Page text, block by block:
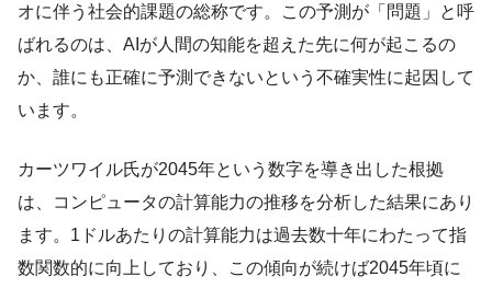
オに伴う社会的課題の総称です。この予測が「問題」と呼
ばれるのは、AIが人間の知能を超えた先に何が起こるの
か、誰にも正確に予測できないという不確実性に起因して
います。
カーツワイル氏が2045年という数字を導き出した根拠
は、コンピュータの計算能力の推移を分析した結果にあり
ます。1ドルあたりの計算能力は過去数十年にわたって指
数関数的に向上しており、この傾向が続けば2045年頃に